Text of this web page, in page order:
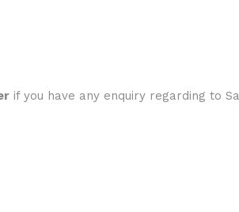
if you have any enquiry regarding to